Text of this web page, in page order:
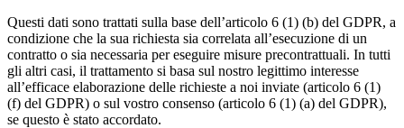
Questi dati sono trattati sulla base dell’articolo 6 (1) (b) del GDPR, a
condizione che la sua richiesta sia correlata all’esecuzione di un
contratto o sia necessaria per eseguire misure precontrattuali. In tutti
gli altri casi, il trattamento si basa sul nostro legittimo interesse
all’efficace elaborazione delle richieste a noi inviate (articolo 6 (1)
(f) del GDPR) o sul vostro consenso (articolo 6 (1) (a) del GDPR),
se questo è stato accordato.